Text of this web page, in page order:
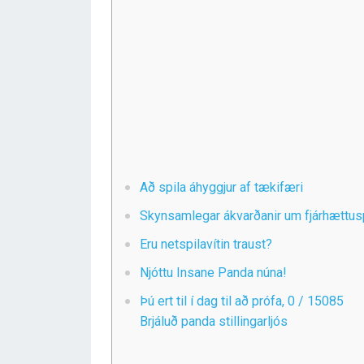
Að spila áhyggjur af tækifæri
Skynsamlegar ákvarðanir um
Eru netspilavítin traust?
Njóttu Insane Panda núna!
Þú ert til í dag til að prófa, 0 / 15085
Brjáluð panda stillingarljós